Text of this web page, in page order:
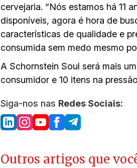
cervejaria. “Nós estamos há 11
disponíveis, agora é hora de
características de qualidade e
consumida sem medo mesmo
A Schornstein Soul será mais
consumidor e 10 itens na
Siga-nos nas Redes Sociais:
Outros artigos que